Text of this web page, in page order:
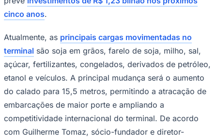
cinco anos.
Atualmente, as principais cargas movimentadas no
terminal são soja em grãos, farelo de soja, milho, sal,
açúcar, fertilizantes, congelados, derivados de petróleo,
etanol e veículos. A principal mudança será o aumento
do calado para 15,5 metros, permitindo a atracação de
embarcações de maior porte e ampliando a
competitividade internacional do terminal. De acordo
com Guilherme Tomaz, sócio-fundador e diretor-